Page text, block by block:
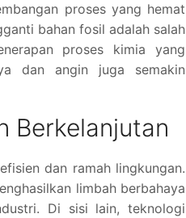
proses yang hemat
bahan fosil adalah salah
proses kimia yang
dan angin juga semakin
Berkelanjutan
dan ramah lingkungan.
limbah berbahaya
Di sisi lain, teknologi